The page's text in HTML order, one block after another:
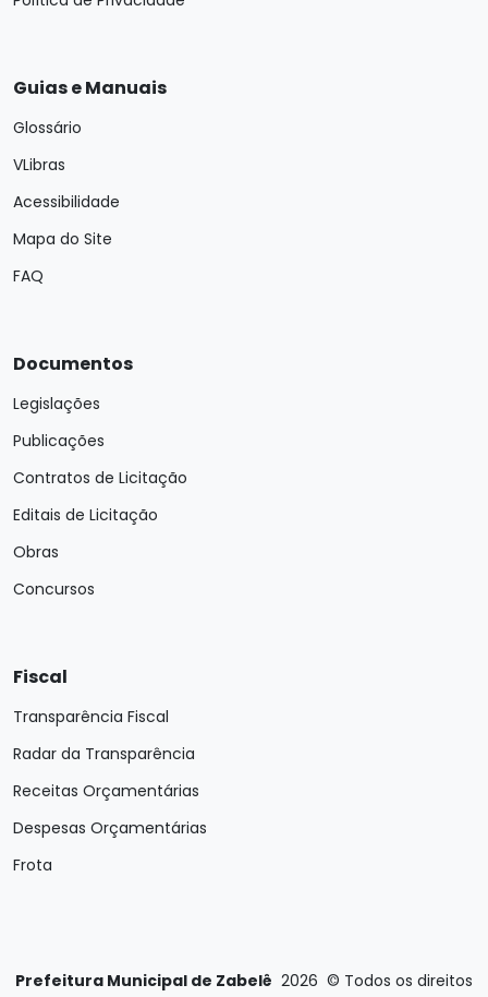
Guias e Manuais
Glossário
VLibras
Acessibilidade
Mapa do Site
FAQ
Documentos
Legislações
Publicações
Contratos de Licitação
Editais de Licitação
Obras
Concursos
Fiscal
Transparência Fiscal
Radar da Transparência
Receitas Orçamentárias
Despesas Orçamentárias
Frota
Prefeitura Municipal de Zabelê 2026 © Todos os direitos